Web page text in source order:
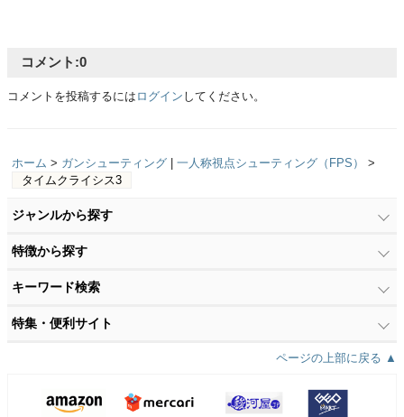
コメント:0
コメントを投稿するには ログイン してください。
ホーム > ガンシューティング | 一人称視点シューティング（FPS）
>
タイムクライシス3
ジャンルから探す
特徴から探す
キーワード検索
特集・便利サイト
ページの上部に戻る ▲